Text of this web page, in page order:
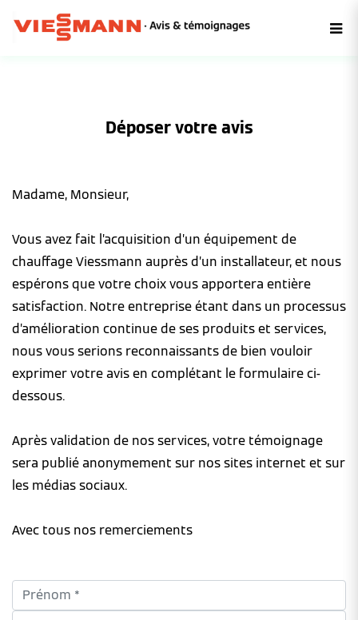
Déposer votre avis
Madame, Monsieur,
Vous avez fait l’acquisition d’un équipement de
chauffage Viessmann auprès d’un installateur, et nous
espérons que votre choix vous apportera entière
satisfaction. Notre entreprise étant dans un processus
d’amélioration continue de ses produits et services,
nous vous serions reconnaissants de bien vouloir
exprimer votre avis en complétant le formulaire ci-
dessous.
Après validation de nos services, votre témoignage
sera publié anonymement sur nos sites internet et sur
les médias sociaux.
Avec tous nos remerciements
Prénom *: